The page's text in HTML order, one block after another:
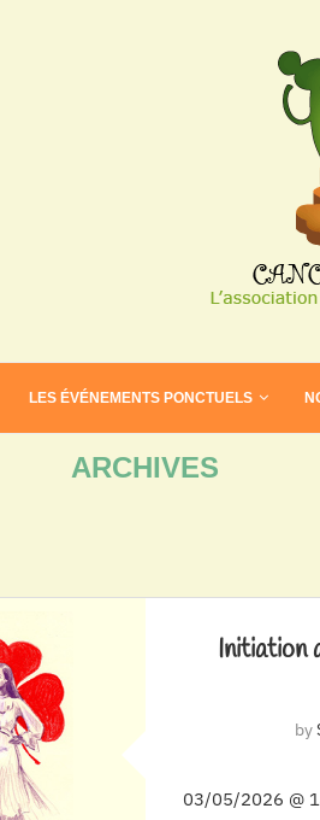
LES ÉVÉNEMENTS PONCTUELS
ARCHIVES
Initiation
by
03/05/2026 @